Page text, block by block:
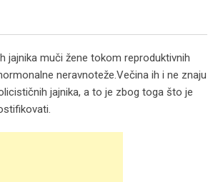
jajnika muči žene tokom reproduktivnih
neravnoteže.Večina ih i ne znaju
jajnika, a to je zbog toga što je